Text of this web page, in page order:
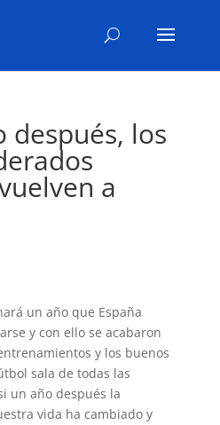
después, los
a
un año que España
y con ello se acabaron
y los buenos
sala de todas las
un año después la
vida ha cambiado y